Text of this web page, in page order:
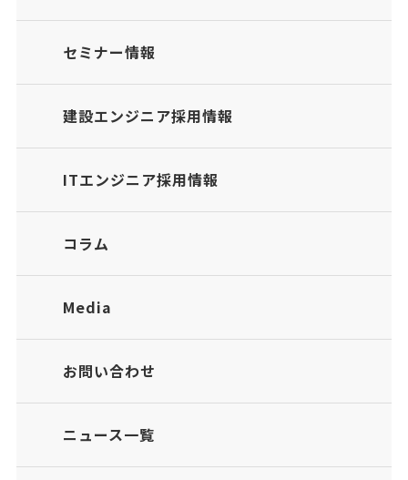
セミナー情報
建設エンジニア採用情報
ITエンジニア採用情報
コラム
Media
お問い合わせ
ニュース一覧